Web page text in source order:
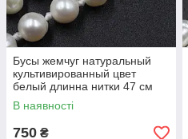
Бусы жемчуг натуральный
культивированный цвет
белый длинна нитки 47 см
размер бусины 9-7 мм через
узелок застежка карабин
В наявності
750 ₴